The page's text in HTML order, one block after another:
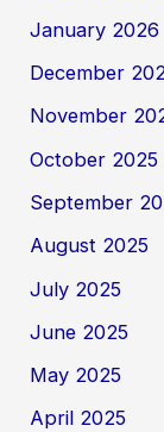
January 2026
December
November
October 2025
September
August 2025
July 2025
June 2025
May 2025
April 2025